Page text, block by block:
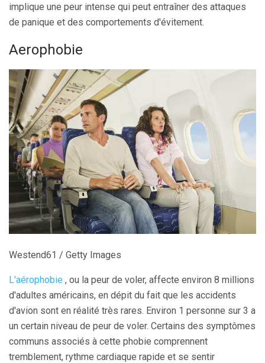
implique une peur intense qui peut entraîner des attaques
de panique et des comportements d'évitement.
Aerophobie
Westend61 / Getty Images
L'aérophobie , ou la peur de voler, affecte environ 8 millions
d'adultes américains, en dépit du fait que les accidents
d'avion sont en réalité très rares. Environ 1 personne sur 3 a
un certain niveau de peur de voler. Certains des symptômes
communs associés à cette phobie comprennent
tremblement, rythme cardiaque rapide et se sentir